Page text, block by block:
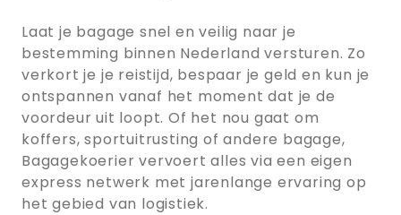
Laat je bagage snel en veilig naar je
bestemming binnen Nederland versturen. Zo
verkort je je reistijd, bespaar je geld en kun je
ontspannen vanaf het moment dat je de
voordeur uit loopt. Of het nou gaat om
koffers, sportuitrusting of andere bagage,
Bagagekoerier vervoert alles via een eigen
express netwerk met jarenlange ervaring op
het gebied van logistiek.